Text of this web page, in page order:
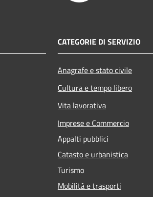
CATEGORIE DI SERVIZIO
Anagrafe e stato civile
Cultura e tempo libero
Vita lavorativa
Imprese e Commercio
Appalti pubblici
Catasto e urbanistica
Turismo
Mobilità e trasporti